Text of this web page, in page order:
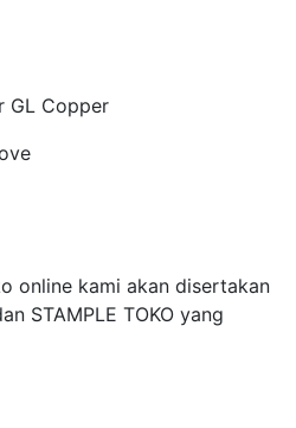
GL Copper
online kami akan disertakan
STAMPLE TOKO yang